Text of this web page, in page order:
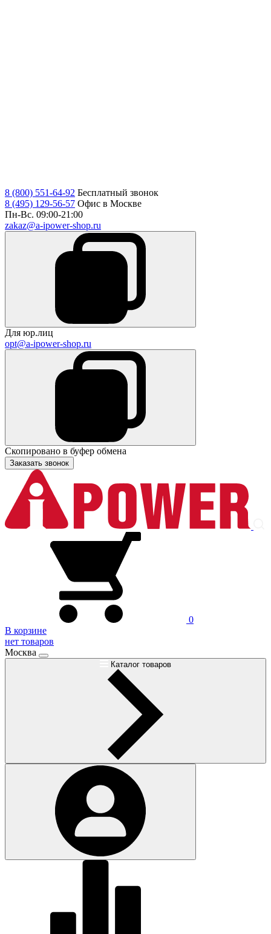
8 (800) 551-64-92 Бесплатный звонок
8 (495) 129-56-57 Офис в Москве
Пн-Вс. 09:00-21:00
zakaz@a-ipower-shop.ru
Для юр.лиц
opt@a-ipower-shop.ru
Скопировано в буфер обмена
Заказать звонок
0
В корзине
нет товаров
Москва
Каталог товаров